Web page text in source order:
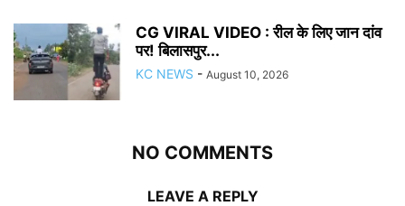
CG VIRAL VIDEO : रील के लिए जान दांव
पर! बिलासपुर...
KC NEWS - August 10, 2026
NO COMMENTS
LEAVE A REPLY